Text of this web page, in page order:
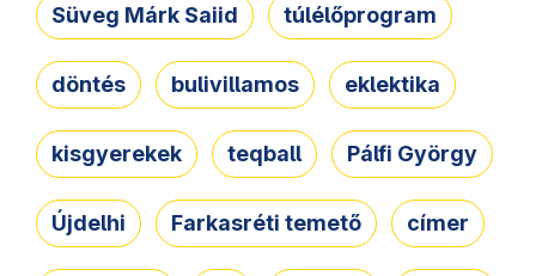
Süveg Márk Saiid túlélőprogram
döntés bulivillamos eklektika
kisgyerekek teqball Pálfi György
Újdelhi Farkasréti temető címer